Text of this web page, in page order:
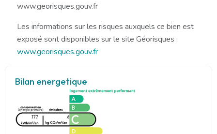
www.georisques.gouv.fr
Les informations sur les risques auxquels ce bien est
exposé sont disponibles sur le site Géorisques :
www.georisques.gouv.fr
Bilan energetique
177 6